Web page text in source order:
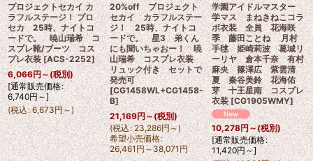
プロジェクトセカイ カ
ラフルステージ！ プロ
セカ 25時、ナイトコ
ードで。 暁山瑞希 コ
スプレ靴/ブーツ コス
プレ衣装 [ACS-2252]
6,066円～(税別)
[通常販売価格:
6,740円～]
(税込: 6,673円～)
20%off プロジェクト
セカイ カラフルステー
ジ！ 25時、ナイトコ
ードで。 星3 弟くん
にも聞いちゃおー！ 暁
山瑞希 コスプレ衣装
リュック付き セットで
発売可
[CG1458WL+CG1458-
B]
21,169円～ (税別)
(税込: 23,286円～)
希望小売価格:
26,461円～38,071円
学園アイドルマスター
学マス まねきねこコラ
ボ衣装 全員 花海咲
季 藤田ことね 月村
手毬 姫崎莉波 葛城リ
ーリヤ 倉本千奈 有村
麻央 篠澤広 紫雲清
夏 秦谷美鈴 花海佑
芽 十王星南 コスプレ
衣装 [CG1905WMY]
10,278円～(税別)
[通常販売価格:
11,420円 ～]